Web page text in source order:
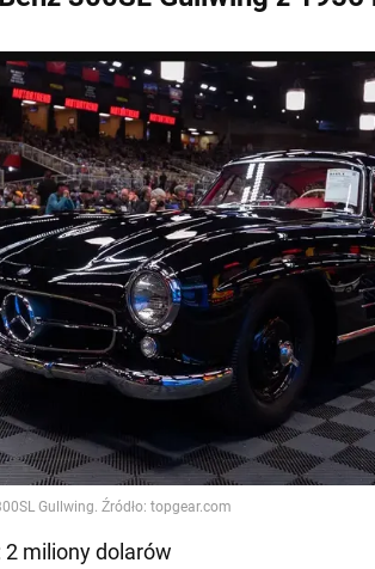
2 miliony dolarów